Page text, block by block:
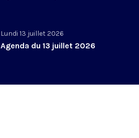
Lundi 13 juillet 2026
Agenda du 13 juillet 2026